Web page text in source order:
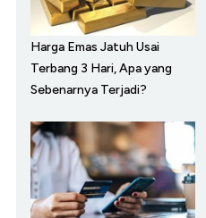
Harga Emas Jatuh Usai
Terbang 3 Hari, Apa yang
Sebenarnya Terjadi?